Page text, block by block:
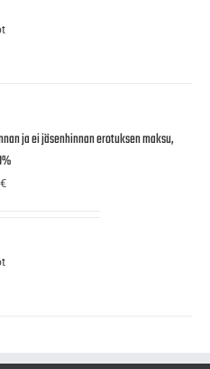
ja ei jäsenhinnan erotuksen maksu,
€